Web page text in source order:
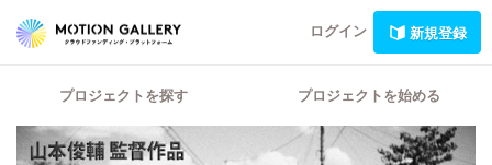
ログイン 新規登録
プロジェクトを探す プロジェクトを始める